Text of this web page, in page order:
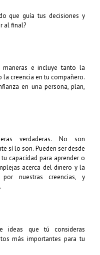
que guía tus decisiones y
al final?
maneras e incluye tanto la
la creencia en tu compañero.
en una persona, plan,
verdaderas. No son
sí lo son. Pueden ser desde
capacidad para aprender o
acerca del dinero y la
nuestras creencias, y
ideas que tú consideras
más importantes para tu